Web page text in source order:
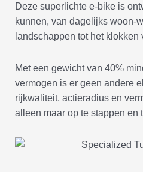
Deze superlichte e-bike is
kunnen, van dagelijks woon-
landschappen tot het
Met een gewicht van 40%
vermogen is er geen andere
rijkwaliteit, actieradius en
alleen maar op te stappen en